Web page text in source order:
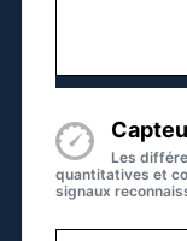
Les
quantitatives et
signaux